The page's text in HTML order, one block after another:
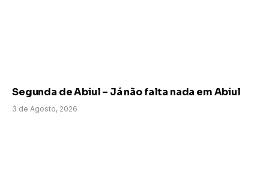
Segunda de Abiul – Já não falta nada em Abiul
3 de Agosto, 2026